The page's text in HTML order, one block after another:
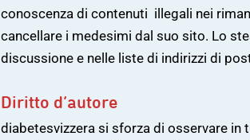
conoscenza di contenuti illegali nei
cancellare i medesimi dal suo sito. Lo
discussione e nelle liste di indirizzi di
Diritto d’autore
diabetesvizzera si sforza di osservare in